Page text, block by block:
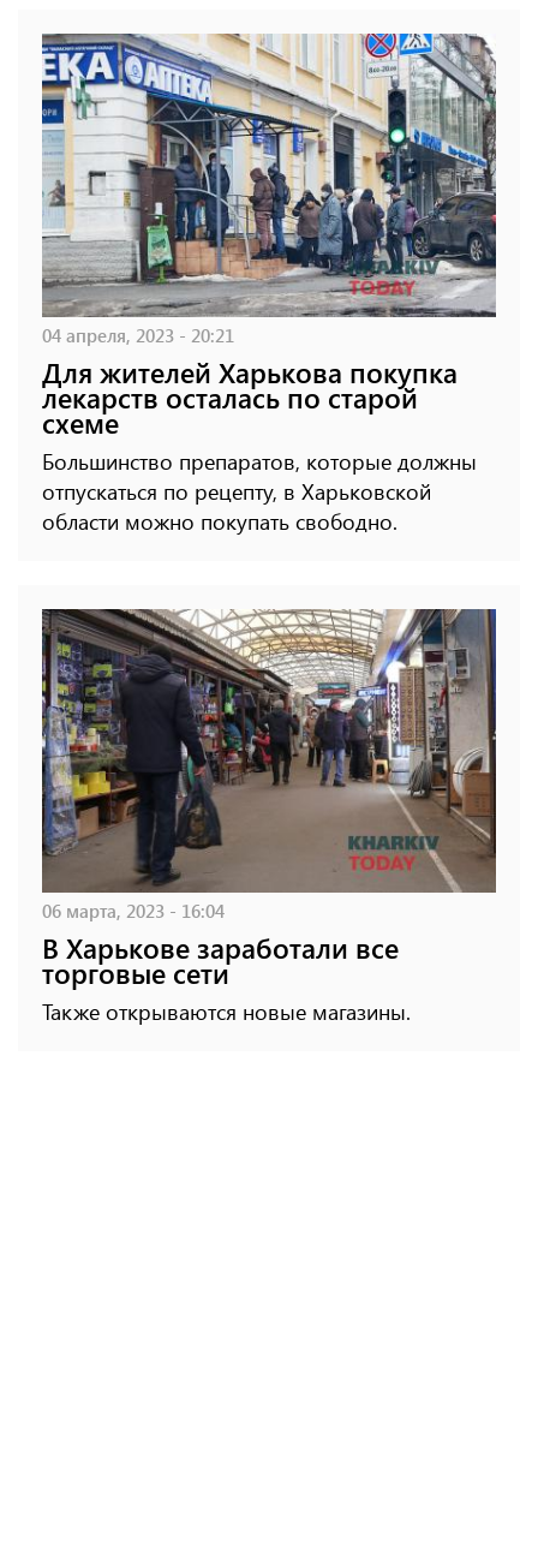
04 апреля, 2023 - 20:21
Для жителей Харькова покупка
лекарств осталась по старой
схеме
Большинство препаратов, которые должны
отпускаться по рецепту, в Харьковской
области можно покупать свободно.
06 марта, 2023 - 16:04
В Харькове заработали все
торговые сети
Также открываются новые магазины.